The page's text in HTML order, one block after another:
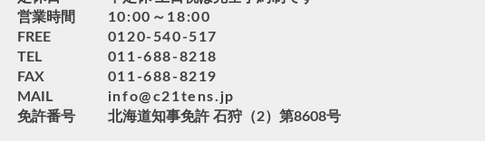
営業時間
10:00～18:00
FREE
0120-540-517
TEL
011-688-8218
FAX
011-688-8219
MAIL
info@c21tens.jp
免許番号
北海道知事免許 石狩（2）第8608号